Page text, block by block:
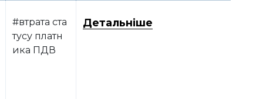
#втрата ста
тусу платн
ика ПДВ
Детальніше